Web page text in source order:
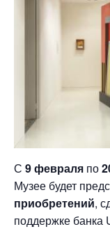
С 9 февраля по
Музее будет
приобретений,
поддержке банка